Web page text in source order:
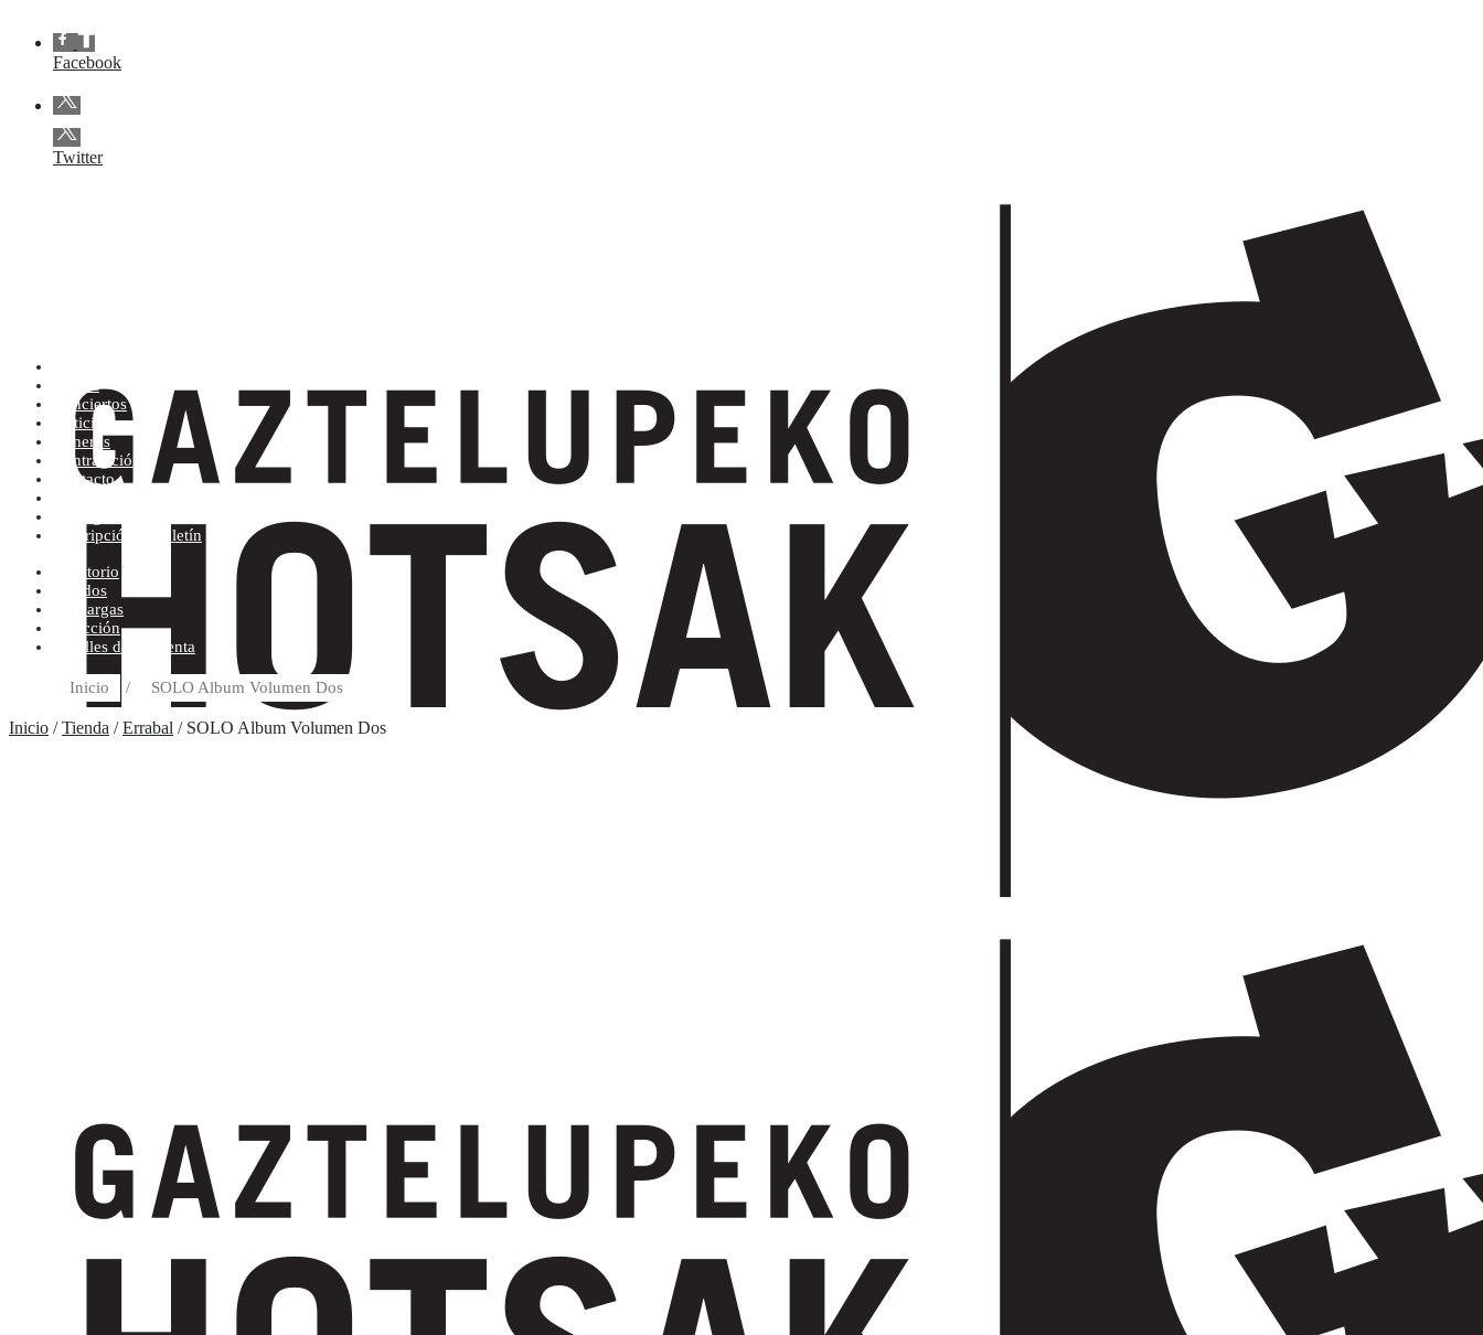
Facebook
Twitter
Tienda
Conciertos
Noticias
Géneros
Contratación
Contacto
Suscripción al boletín
Escritorio
Pedidos
Descargas
Dirección
Detalles de la cuenta
Inicio / SOLO Album Volumen Dos
Inicio /Tienda /Errabal / SOLO Album Volumen Dos